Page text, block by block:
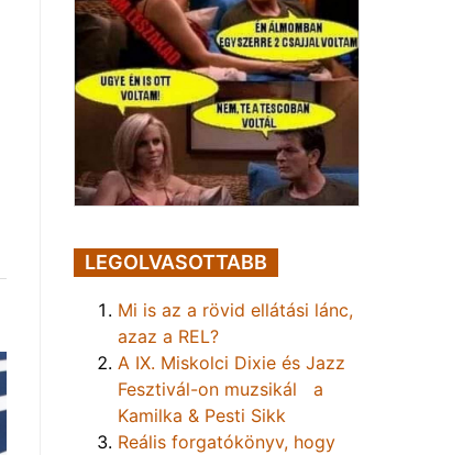
LEGOLVASOTTABB
Mi is az a rövid ellátási lánc,
azaz a REL?
A IX. Miskolci Dixie és Jazz
Fesztivál-on muzsikál a
Kamilka & Pesti Sikk
Reális forgatókönyv, hogy